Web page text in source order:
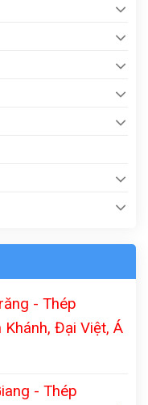
- Thép
Đại Việt, Á
- Thép